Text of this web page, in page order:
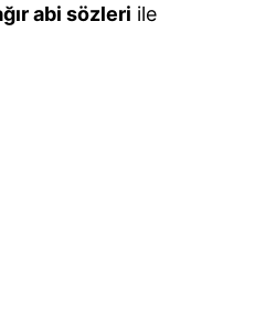
abi sözleri ile